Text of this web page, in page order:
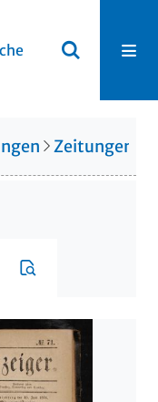
Zeitungen